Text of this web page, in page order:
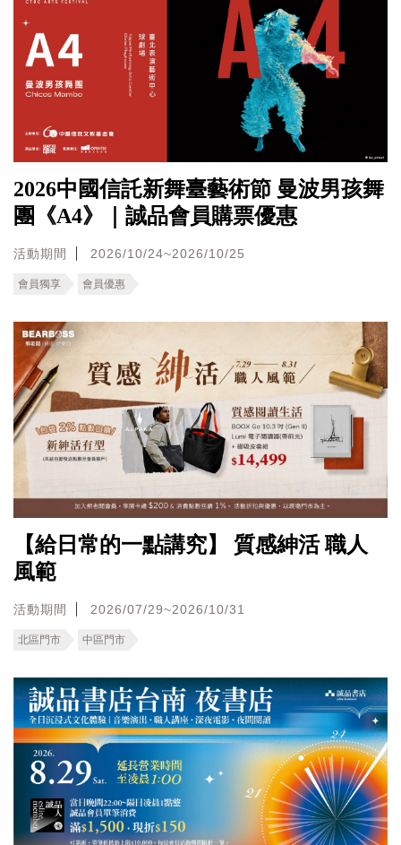
2026中國信託新舞臺藝術節 曼波男孩舞
團《A4》｜誠品會員購票優惠
活動期間 2026/10/24~2026/10/25
會員獨享 會員優惠
【給日常的一點講究】 質感紳活 職人
風範
活動期間 2026/07/29~2026/10/31
北區門市 中區門市